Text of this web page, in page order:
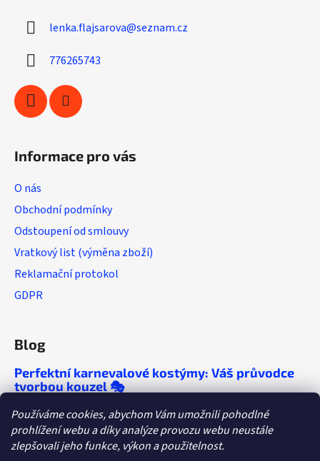
Používáme cookies, abychom Vám umožnili pohodlné
prohlížení webu a díky analýze provozu webu neustále
zlepšovali jeho funkce, výkon a použitelnost.
lenka.flajsarova@seznam.cz
776265743
Informace pro vás
O nás
Obchodní podmínky
Odstoupení od smlouvy
Vratkový list (výměna zboží)
Reklamační protokol
GDPR
Blog
Perfektní karnevalové kostýmy: Váš průvodce
tvorbou kouzel 🎭
🎭 Chcete, aby se o vaší párty mluvilo ještě
roky? Objevte tipy, které vám zaručí
nezapomenutelný večírek!
Dětské tábory a letní párty: Kostýmy, které